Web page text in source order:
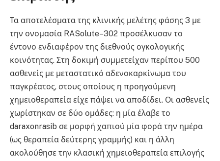
Τα αποτελέσματα της κλινικής μελέτης φάσης 3 με
την ονομασία RASolute–302 προσέλκυσαν το
έντονο ενδιαφέρον της διεθνούς ογκολογικής
κοινότητας. Στη δοκιμή συμμετείχαν περίπου 500
ασθενείς με μεταστατικό αδενοκαρκίνωμα του
παγκρέατος, στους οποίους η προηγούμενη
χημειοθεραπεία είχε πάψει να αποδίδει. Οι ασθενείς
χωρίστηκαν σε δύο ομάδες: η μία έλαβε το
daraxonrasib σε μορφή χαπιού μία φορά την ημέρα
(ως θεραπεία δεύτερης γραμμής) και η άλλη
ακολούθησε την κλασική χημειοθεραπεία επιλογής